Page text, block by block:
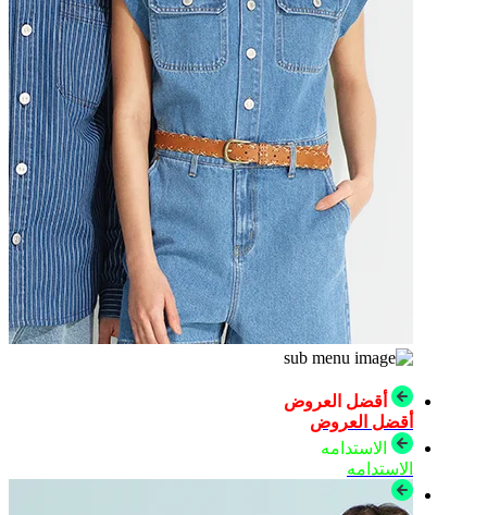
أقضل العروض
أقضل العروض
الاستدامه
الاستدامه